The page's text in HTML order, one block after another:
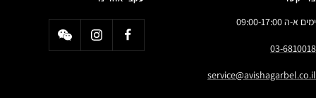
ימים א-ה 09:00-17:00
03-6810018
service@avishagarbel.co.il